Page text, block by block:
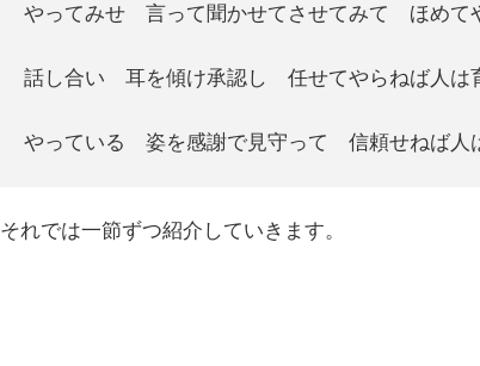
やってみせ 言って聞かせてさせてみて ほめて
話し合い 耳を傾け承認し 任せてやらねば人は
やっている 姿を感謝で見守って 信頼せねば人
それでは一節ずつ紹介していきます。